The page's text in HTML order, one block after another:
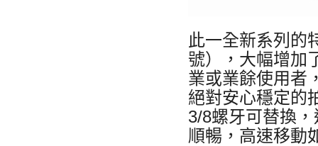
此一全新系列的
號），大幅增加
業或業餘使用者
絕對安心穩定的
3/8螺牙可替換
順暢，高速移動